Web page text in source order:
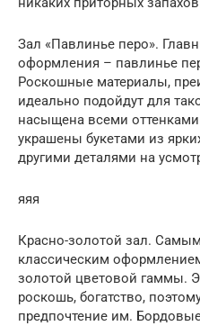
Зал «Павлинье перо».
оформления – павлинье
Роскошные материалы,
идеально подойдут для
насыщена всеми
украшены букетами из
другими деталями на
яяя
Красно-золотой зал.
классическим
золотой цветовой гаммы.
роскошь, богатство,
предпочтение им.